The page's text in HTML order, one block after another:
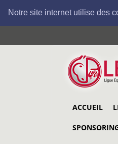
Notre site internet utilise des
au
ACCUEIL